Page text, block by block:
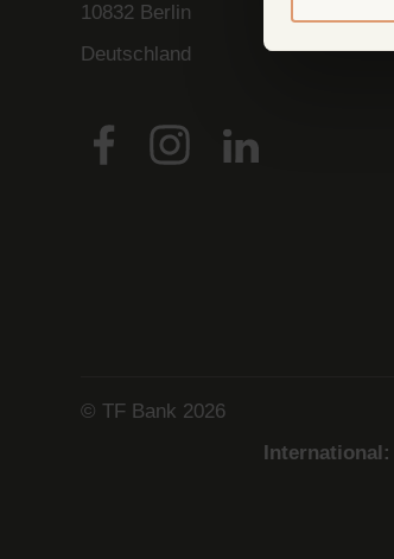
10832 Berlin
Deutschland
© TF Bank 2026
International: